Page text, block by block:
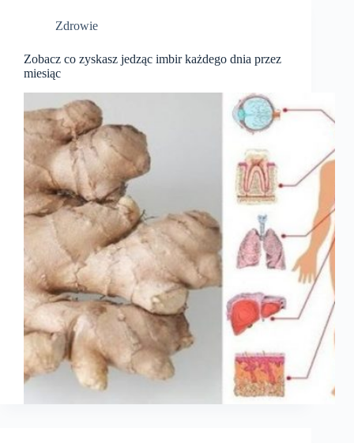
Zdrowie
Zobacz co zyskasz jedząc imbir każdego dnia przez
miesiąc